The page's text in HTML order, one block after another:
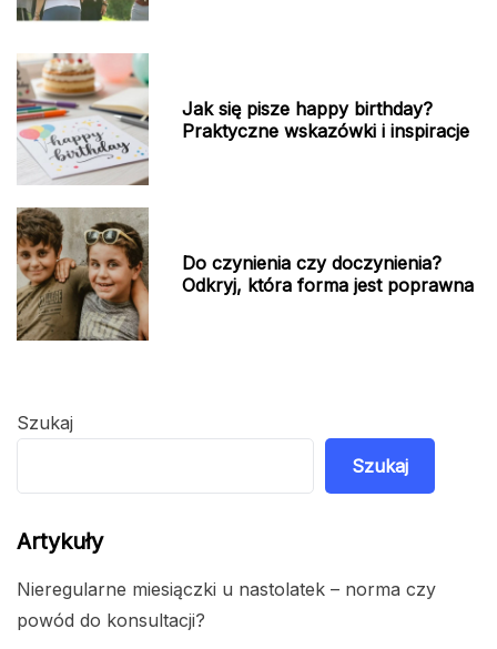
Jak się pisze happy birthday?
Praktyczne wskazówki i inspiracje
Do czynienia czy doczynienia?
Odkryj, która forma jest poprawna
Szukaj
Szukaj
Artykuły
Nieregularne miesiączki u nastolatek – norma czy
powód do konsultacji?